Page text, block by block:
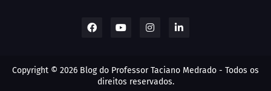
AVIAÇÃO (1)
Copyright © 2026 Blog do Professor Taciano Medrado - Todos os
direitos reservados.